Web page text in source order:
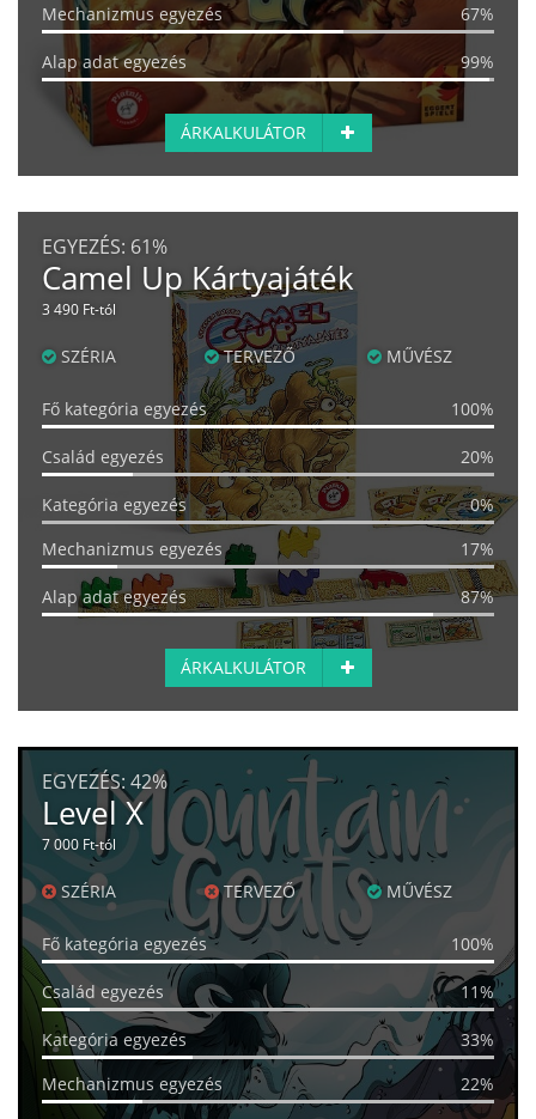
Mechanizmus egyezés 67%
Alap adat egyezés 99%
ÁRKALKULÁTOR
EGYEZÉS: 61%
Camel Up Kártyajáték
3 490 Ft-tól
SZÉRIA TERVEZŐ MŰVÉSZ
Fő kategória egyezés 100%
Család egyezés 20%
Kategória egyezés
0%
Mechanizmus egyezés
17%
Alap adat egyezés 87%
ÁRKALKULÁTOR
EGYEZÉS: 42%
Level X
7 000 Ft-tól
SZÉRIA TERVEZŐ MŰVÉSZ
Fő kategória egyezés 100%
Család egyezés 11%
Kategória egyezés
33%
Mechanizmus egyezés
22%